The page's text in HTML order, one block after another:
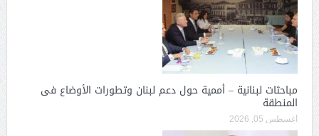
مباحثات لبنانية – أممية حول دعم لبنان وتطورات الأوضاع فى
المنطقة
أغسطس 05, 2026